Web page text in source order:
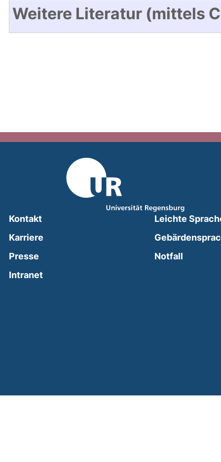
Weitere Literatur (mittels
Kontakt
Karriere
Presse
Intranet(external link, opens in a new window)
Leichte
Notfall